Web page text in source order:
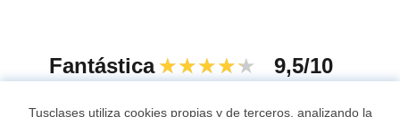
Fantástica ★★★★★ 9,5/10
Tusclases utiliza cookies propias y de terceros, analizando la